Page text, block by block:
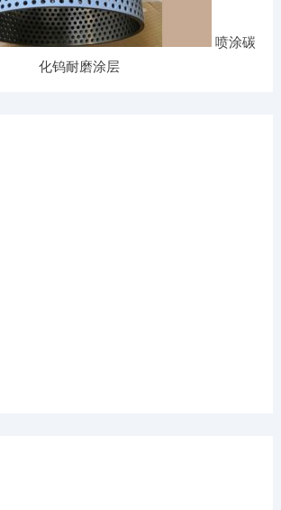
喷涂碳
化钨耐磨涂层